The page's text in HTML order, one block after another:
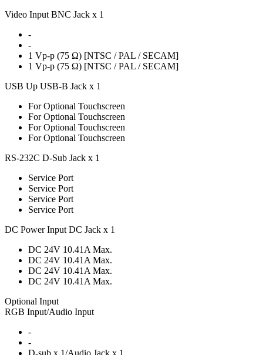
Video Input BNC Jack x 1
-
-
1 Vp-p (75 Ω) [NTSC / PAL / SECAM]
1 Vp-p (75 Ω) [NTSC / PAL / SECAM]
USB Up USB-B Jack x 1
For Optional Touchscreen
For Optional Touchscreen
For Optional Touchscreen
For Optional Touchscreen
RS-232C D-Sub Jack x 1
Service Port
Service Port
Service Port
Service Port
DC Power Input DC Jack x 1
DC 24V 10.41A Max.
DC 24V 10.41A Max.
DC 24V 10.41A Max.
DC 24V 10.41A Max.
Optional Input
RGB Input/Audio Input
-
-
D-sub x 1/Audio Jack x 1